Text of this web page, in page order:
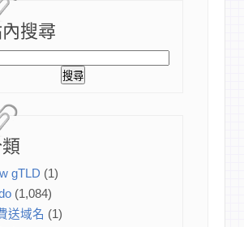
搜尋
gTLD (1)
(1,084)
送域名 (1)